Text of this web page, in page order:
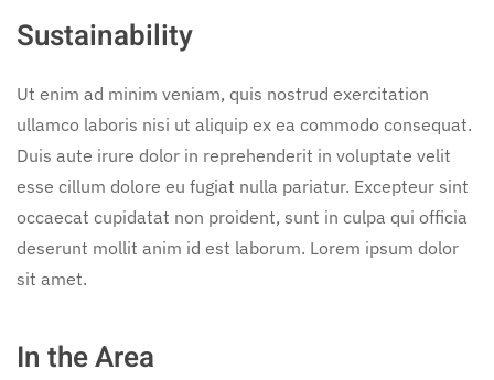
Sustainability
Ut enim ad minim veniam, quis nostrud exercitation
ullamco laboris nisi ut aliquip ex ea commodo consequat.
Duis aute irure dolor in reprehenderit in voluptate velit
esse cillum dolore eu fugiat nulla pariatur. Excepteur sint
occaecat cupidatat non proident, sunt in culpa qui officia
deserunt mollit anim id est laborum. Lorem ipsum dolor
sit amet.
In the Area